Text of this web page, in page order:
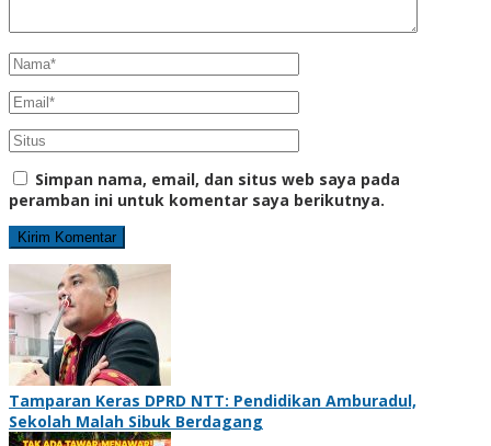
Simpan nama, email, dan situs web saya pada
peramban ini untuk komentar saya berikutnya.
Tamparan Keras DPRD NTT: Pendidikan Amburadul,
Sekolah Malah Sibuk Berdagang